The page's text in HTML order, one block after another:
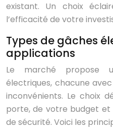
existant. Un choix
l’efficacité de votre
Types de gâches
applications
Le marché propose
électriques, chacune
inconvénients. Le choix
porte, de votre budget et
de sécurité. Voici les